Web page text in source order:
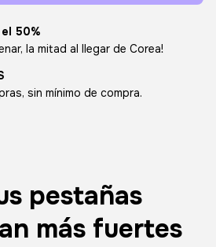
50%
la mitad al llegar de Corea!
sin mínimo de compra.
pestañas
más fuertes